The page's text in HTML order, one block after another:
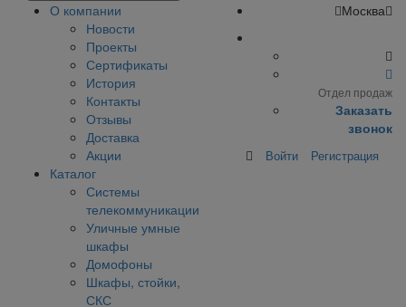
О компании
Новости
Проекты
Сертификаты
История
Контакты
Отзывы
Доставка
Акции
Каталог
Системы
телекоммуникации
Уличные умные
шкафы
Домофоны
Шкафы, стойки,
СКС
Москва
Отдел продаж
Заказать
звонок
Войти Регистрация